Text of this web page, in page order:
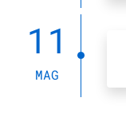
11
MAG